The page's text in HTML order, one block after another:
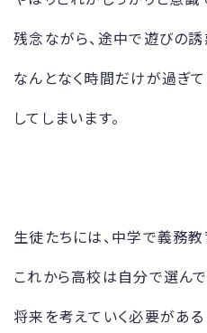
残念ながら、途中で遊びの誘
なんとなく時間だけが過ぎて
してしまいます。
生徒たちには、中学で義務教
これから高校は自分で選んで
将来を考えていく必要がある